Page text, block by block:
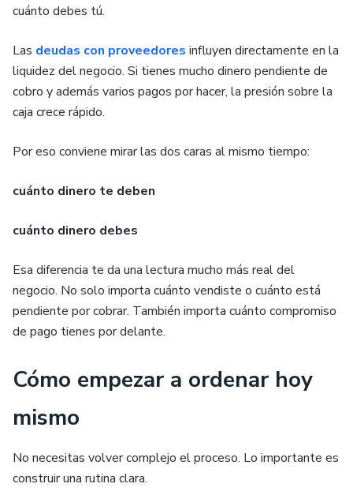
cuánto debes tú.
Las deudas con proveedores influyen directamente en la
liquidez del negocio. Si tienes mucho dinero pendiente de
cobro y además varios pagos por hacer, la presión sobre la
caja crece rápido.
Por eso conviene mirar las dos caras al mismo tiempo:
cuánto dinero te deben
cuánto dinero debes
Esa diferencia te da una lectura mucho más real del
negocio. No solo importa cuánto vendiste o cuánto está
pendiente por cobrar. También importa cuánto compromiso
de pago tienes por delante.
Cómo empezar a ordenar hoy
mismo
No necesitas volver complejo el proceso. Lo importante es
construir una rutina clara.